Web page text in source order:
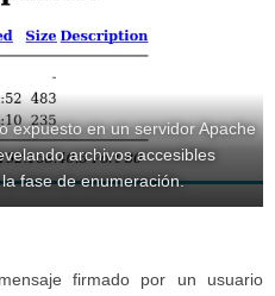
expuesto en un servidor Apache
archivos accesibles
fase de enumeración.
firmado por un usuario